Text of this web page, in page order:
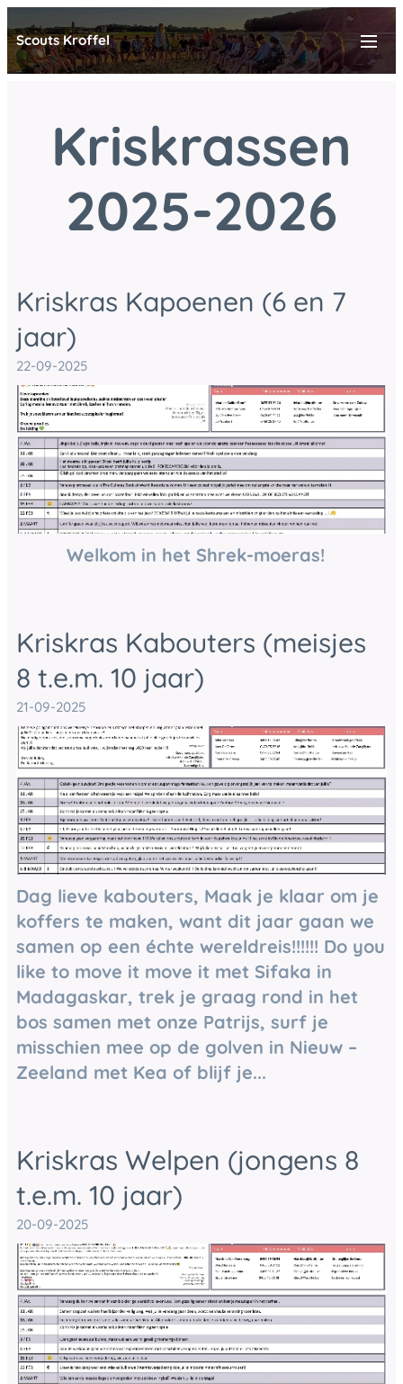
Scouts Kroffel
Kriskrassen
2025-2026
Kriskras Kapoenen (6 en 7
jaar)
22-09-2025
🧅🌿 Welkom in het Shrek-moeras! 🌿🧅
Kriskras Kabouters (meisjes
8 t.e.m. 10 jaar)
21-09-2025
Dag lieve kabouters, Maak je klaar om je
koffers te maken, want dit jaar gaan we
samen op een échte wereldreis!!!!!! Do you
like to move it move it met Sifaka in
Madagaskar, trek je graag rond in het
bos samen met onze Patrijs, surf je
misschien mee op de golven in Nieuw –
Zeeland met Kea of blijf je...
Kriskras Welpen (jongens 8
t.e.m. 10 jaar)
20-09-2025